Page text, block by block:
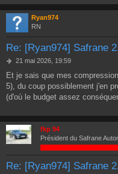
Ryan974
RN
Re: [Ryan974] Safrane
M
s
s
a
21 mai 2026, 19:59
Et je sais que mes
5), du coup possiblement j'en
(d'où le budget assez
fkp 94
Président du Safrane
Re: [Ryan974] Safrane